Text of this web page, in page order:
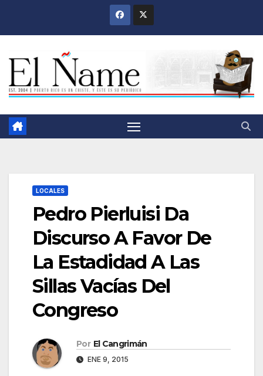
LOCALES
Pedro Pierluisi Da
Discurso A Favor De
La Estadidad A Las
Sillas Vacías Del
Congreso
Por El Cangrimán
ENE 9, 2015